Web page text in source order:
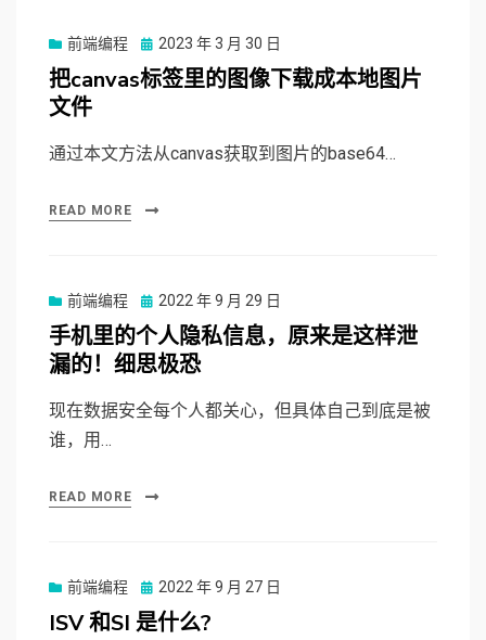
前端编程
Posted
on
2023 年 3 月 30 日
把canvas标签里的图像下载成本地图片
文件
通过本文方法从canvas获取到图片的base64…
READ MORE
前端编程
Posted
on
2022 年 9 月 29 日
手机里的个人隐私信息，原来是这样泄
漏的！细思极恐
现在数据安全每个人都关心，但具体自己到底是被
谁，用…
READ MORE
前端编程
Posted
on
2022 年 9 月 27 日
ISV 和SI 是什么?